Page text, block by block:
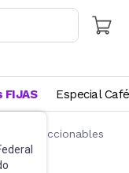
FIJAS Especial Café
y coleccionables